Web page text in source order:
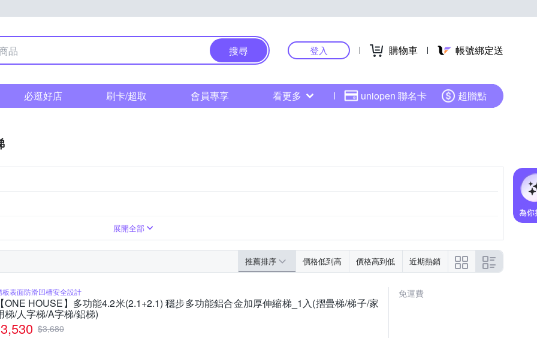
搜尋 登入 購物車 帳號綁定送
必逛好店 刷卡/超取 會員專享 看更多 uniopen 聯名卡 超贈點
展開全部
推薦排序 價格低到高 價格高到低 近期熱銷
板表面防滑凹槽安全設計
ONE HOUSE】多功能4.2米(2.1+2.1) 穩步多功能鋁合金加厚伸縮梯_1入(摺疊梯/梯子/家
梯/人字梯/A字梯/鋁梯)
3,530 $3,680
免運費